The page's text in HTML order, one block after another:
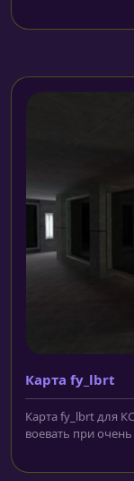
Карта fy_lbrt
Карта fy_lbrt для
воевать при